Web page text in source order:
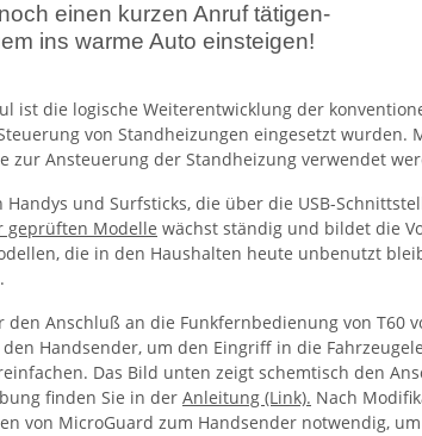
einen kurzen Anruf tätigen-
ins warme Auto einsteigen!
ist die logische Weiterentwicklung der
von Standheizungen eingesetzt wurden.
zur Ansteuerung der Standheizung verwendet
und Surfsticks, die über die USB-
geprüften Modelle wächst ständig und bildet die
die in den Haushalten heute unbenutzt
Anschluß an die Funkfernbedienung von T60
Handsender, um den Eingriff in die
Das Bild unten zeigt schemtisch den
finden Sie in der Anleitung (Link). Nach
von MicroGuard zum Handsender notwendig,